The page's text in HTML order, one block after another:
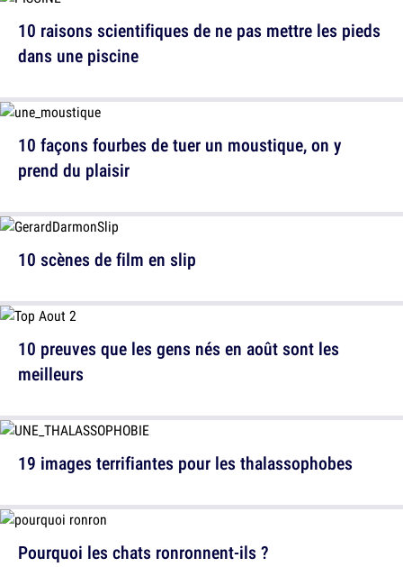
10 raisons scientifiques de ne pas mettre les pieds
dans une piscine
10 scènes de film en slip
19 images terrifiantes pour les thalassophobes
10 façons fourbes de tuer un moustique, on y
prend du plaisir
10 preuves que les gens nés en août sont les
meilleurs
Pourquoi les chats ronronnent-ils ?